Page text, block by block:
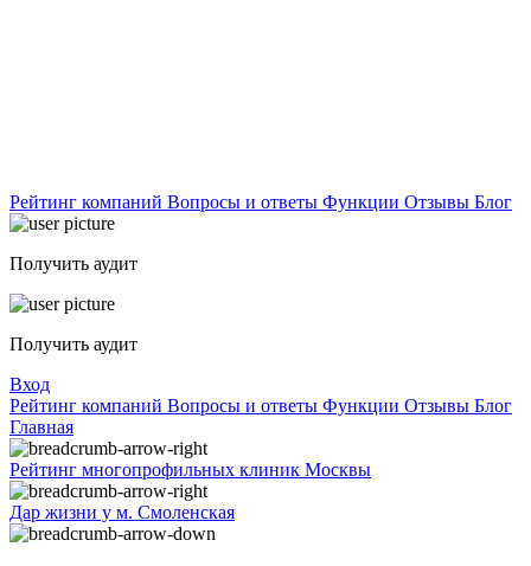
Рейтинг компаний Вопросы и ответы Функции Отзывы Блог
Получить аудит
Получить аудит
Вход
Рейтинг компаний Вопросы и ответы Функции Отзывы Блог
Главная
Рейтинг многопрофильных клиник Москвы
Дар жизни у м. Смоленская